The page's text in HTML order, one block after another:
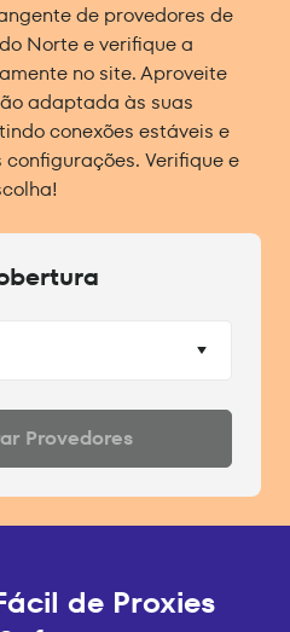
de provedores de
Norte e verifique a
no site. Aproveite
adaptada às suas
conexões estáveis e
Verifique e
Provedores
de Proxies